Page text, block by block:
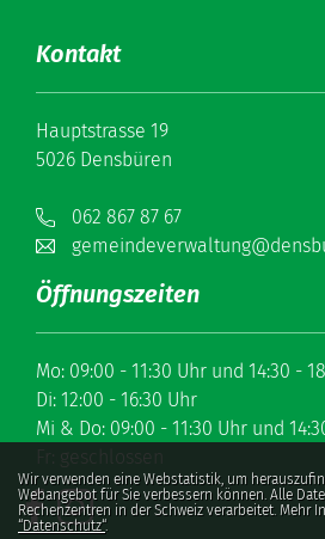
Kontakt
Hauptstrasse 19
5026 Densbüren
062 867 87 67
Öffnungszeiten
Mo: 09:00 - 11:30 Uhr und 14:30 -
Di: 12:00 - 16:30 Uhr
Mi & Do: 09:00 - 11:30 Uhr und
Fr: geschlossen
Webstatistik
Wir verwenden eine Webstatistik, um
Webangebot für Sie verbessern können. Alle
Rechenzentren in der Schweiz verarbeitet. Mehr
“Datenschutz“.